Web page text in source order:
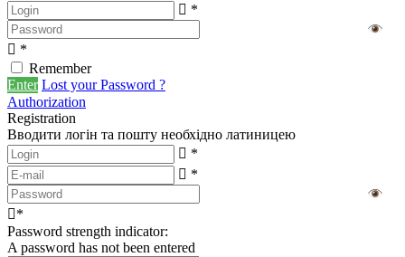
*
*
Remember
Enter Lost your Password ?
Authorization
Registration
Вводити логін та пошту необхідно латиницею
*
*
*
Password strength indicator:
A password has not been entered